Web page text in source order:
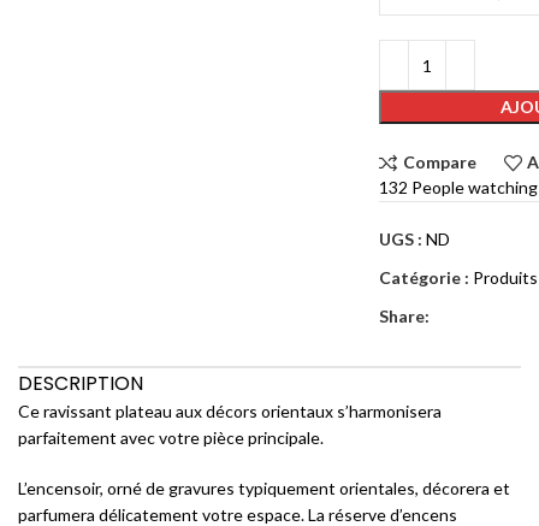
Compare
132 People
UGS : ND
Catégorie :
Share:
DESCRIPTION
Ce ravissant plateau aux décors orientaux s’harmonisera
parfaitement avec votre pièce principale.
L’encensoir, orné de gravures typiquement orientales, décorera et
parfumera délicatement votre espace. La réserve d’encens